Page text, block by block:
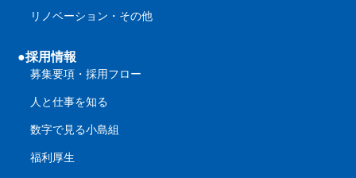
リノベーション・その他
●採用情報
募集要項・採用フロー
人と仕事を知る
数字で見る小島組
福利厚生